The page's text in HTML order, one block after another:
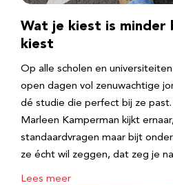
Wat je kiest is minder
kiest
Op alle scholen en
open dagen vol zenuwachtige
dé studie die perfect bij ze past.
Marleen Kamperman kijkt
standaardvragen maar bijt
ze écht wil zeggen, dat zeg je
Lees meer